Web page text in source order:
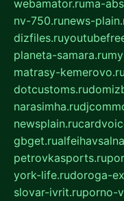
webamator.ruma-
nv-750.runews-
dizfiles.ru
planeta-samara.ru
matrasy-kemerovo.ru
dotcustoms.ru
narasimha.ru
newsplain.ru
gbget.ru
petrovkasports.ru
york-life.rudoroga-
slovar-ivrit.ruporno-